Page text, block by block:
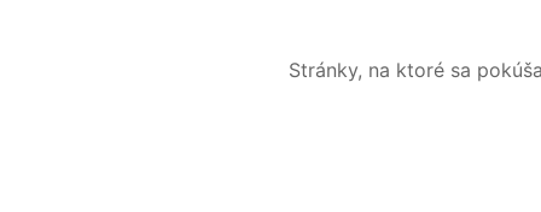
Stránky, na ktoré sa